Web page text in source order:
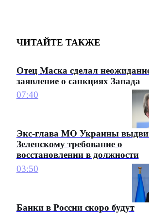
ЧИТАЙТЕ ТАКЖЕ
Отец Маска сделал
заявление о санкциях Запада
07:40
Экс-глава МО Украины
Зеленскому требование о
восстановлении в должности
03:50
Банки в России скоро будут